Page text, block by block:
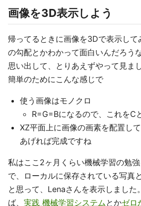
画像を3D表示しよう
帰ってるときに画像を3Dで表示して
の勾配とかわかって面白いんだろう
思い出して、とりあえずやって見まし
簡単のためにこんな感じで
使う画像はモノクロ
R=G=Bになるので、これをC
XZ平面上に画像の画素を配置し
あげれば完成ですね
私はここ2ヶ月くらい機械学習の勉
で、ローカルに保存されている写真
と思って、Lenaさんを表示しました
ば、 実践 機械学習システム とかゼロ